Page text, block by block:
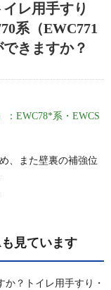
レ用手すり
系（EWC771
きますか？
：EWC78*系・EWCS
、また壁裏の補強位
見ています
か？トイレ用手すり・